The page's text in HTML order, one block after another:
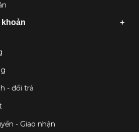
- đổi trả
- Giao nhận